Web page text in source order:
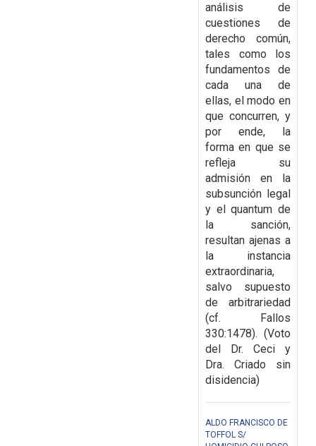
análisis de
cuestiones de
derecho común,
tales como los
fundamentos de
cada una de
ellas, el modo en
que concurren, y
por ende, la
forma en que se
refleja su
admisión en la
subsunción legal
y el quantum de
la sanción,
resultan ajenas a
la instancia
extraordinaria,
salvo supuesto
de arbitrariedad
(cf. Fallos
330:1478). (Voto
del Dr. Ceci y
Dra. Criado sin
disidencia)
ALDO FRANCISCO DE
TOFFOL S/